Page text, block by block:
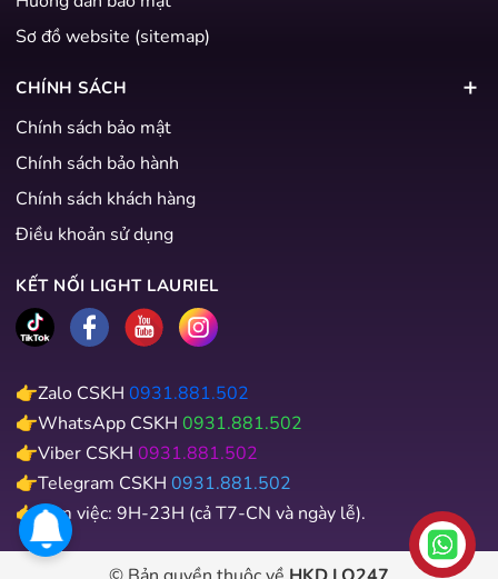
Sơ đồ website (sitemap)
CHÍNH SÁCH
Chính sách bảo mật
Chính sách bảo hành
Chính sách khách hàng
Điều khoản sử dụng
KẾT NỐI LIGHT LAURIEL
👉Zalo CSKH 0931.881.502
👉WhatsApp CSKH 0931.881.502
👉Viber CSKH 0931.881.502
👉Telegram CSKH 0931.881.502
👉Làm việc: 9H-23H (cả T7-CN và ngày lễ).
Liên hệ